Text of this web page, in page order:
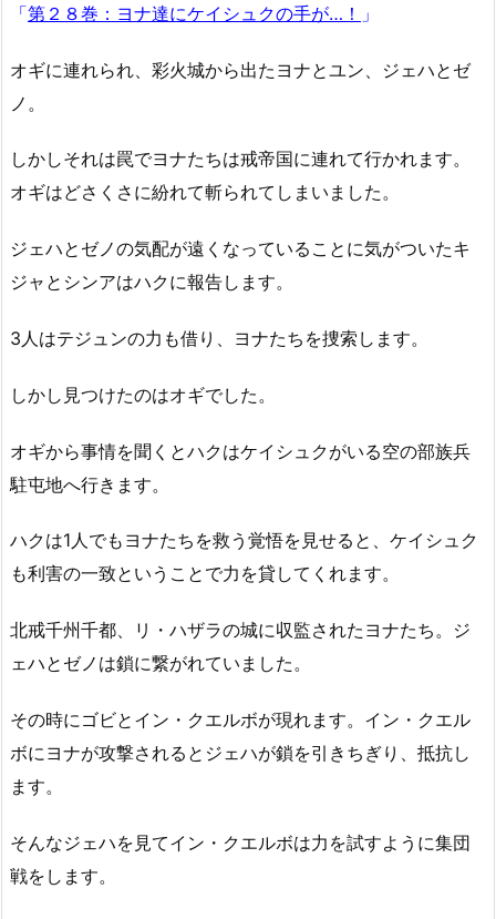
「第２８巻：ヨナ達にケイシュクの手が…！ 」
オギに連れられ、彩火城から出たヨナとユン、ジェハとゼ
ノ。
しかしそれは罠でヨナたちは戒帝国に連れて行かれます。
オギはどさくさに紛れて斬られてしまいました。
ジェハとゼノの気配が遠くなっていることに気がついたキ
ジャとシンアはハクに報告します。
3人はテジュンの力も借り、ヨナたちを捜索します。
しかし見つけたのはオギでした。
オギから事情を聞くとハクはケイシュクがいる空の部族兵
駐屯地へ行きます。
ハクは1人でもヨナたちを救う覚悟を見せると、ケイシュク
も利害の一致ということで力を貸してくれます。
北戒千州千都、リ・ハザラの城に収監されたヨナたち。ジ
ェハとゼノは鎖に繋がれていました。
その時にゴビとイン・クエルボが現れます。イン・クエル
ボにヨナが攻撃されるとジェハが鎖を引きちぎり、抵抗し
ます。
そんなジェハを見てイン・クエルボは力を試すように集団
戦をします。